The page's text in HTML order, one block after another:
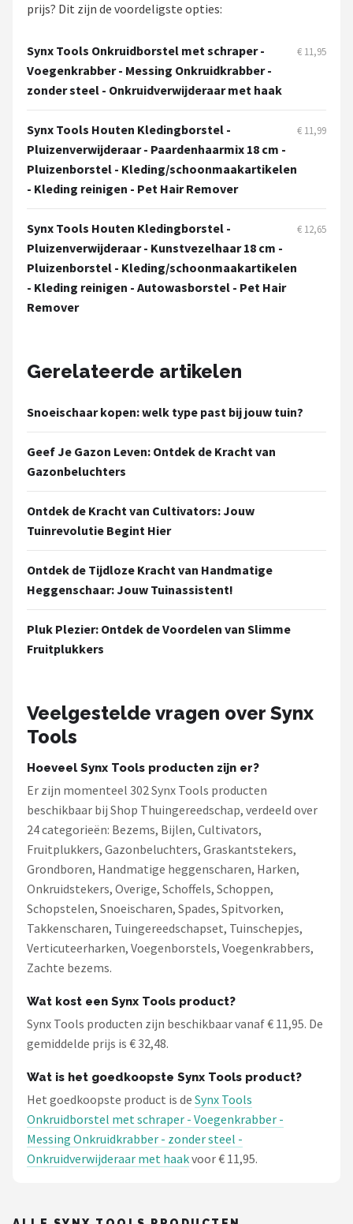
prijs? Dit zijn de voordeligste opties:
Synx Tools Onkruidborstel met schraper -
Voegenkrabber - Messing Onkruidkrabber -
zonder steel - Onkruidverwijderaar met haak
€ 11,95
Synx Tools Houten Kledingborstel -
Pluizenverwijderaar - Paardenhaarmix 18 cm -
Pluizenborstel - Kleding/schoonmaakartikelen
- Kleding reinigen - Pet Hair Remover
€ 11,99
Synx Tools Houten Kledingborstel -
Pluizenverwijderaar - Kunstvezelhaar 18 cm -
Pluizenborstel - Kleding/schoonmaakartikelen
- Kleding reinigen - Autowasborstel - Pet Hair
Remover
€ 12,65
Gerelateerde artikelen
Snoeischaar kopen: welk type past bij jouw tuin?
Geef Je Gazon Leven: Ontdek de Kracht van
Gazonbeluchters
Ontdek de Kracht van Cultivators: Jouw
Tuinrevolutie Begint Hier
Ontdek de Tijdloze Kracht van Handmatige
Heggenschaar: Jouw Tuinassistent!
Pluk Plezier: Ontdek de Voordelen van Slimme
Fruitplukkers
Veelgestelde vragen over Synx
Tools
Hoeveel Synx Tools producten zijn er?
Er zijn momenteel 302 Synx Tools producten
beschikbaar bij Shop Thuingereedschap, verdeeld over
24 categorieën: Bezems, Bijlen, Cultivators,
Fruitplukkers, Gazonbeluchters, Graskantstekers,
Grondboren, Handmatige heggenscharen, Harken,
Onkruidstekers, Overige, Schoffels, Schoppen,
Schopstelen, Snoeischaren, Spades, Spitvorken,
Takkenscharen, Tuingereedschapset, Tuinschepjes,
Verticuteerharken, Voegenborstels, Voegenkrabbers,
Zachte bezems.
Wat kost een Synx Tools product?
Synx Tools producten zijn beschikbaar vanaf € 11,95. De
gemiddelde prijs is € 32,48.
Wat is het goedkoopste Synx Tools product?
Het goedkoopste product is de Synx Tools
Onkruidborstel met schraper - Voegenkrabber -
Messing Onkruidkrabber - zonder steel -
Onkruidverwijderaar met haakvoor € 11,95.